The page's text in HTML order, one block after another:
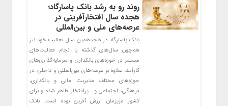
روند رو به رشد بانک پاسارگاد؛
هجده سال افتخارآفرینی در
عرصه‌های ملی و بین‌المللی
بانک پاسارگاد در هجدهمین سال فعالیت خود نیز
هم‌چون سال‌های گذشته با انجام فعالیت‌های
مستمر در حوزه‌های بانکداری و سرمایه‌گذاری‌های
کارآمد، علاوه بر عرصه‌های بین‌المللی و داخلی، در
حوزه‌های مختلف مدیریت مالی و بانکداری،
فرهنگی، اجتماعی و… پرافتخار ظاهر شده و برای
کشور عزیزمان ارزش آفرین بوده است. بانک